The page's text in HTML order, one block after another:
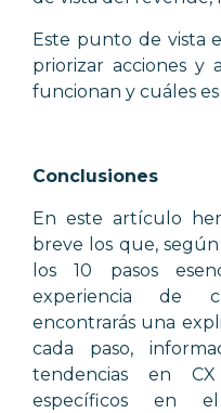
Este punto de vista
priorizar acciones y
funcionan y cuáles
Conclusiones
En este artículo
breve los que,
los 10 pasos
experiencia de
encontrarás una
cada paso,
tendencias en
específicos en